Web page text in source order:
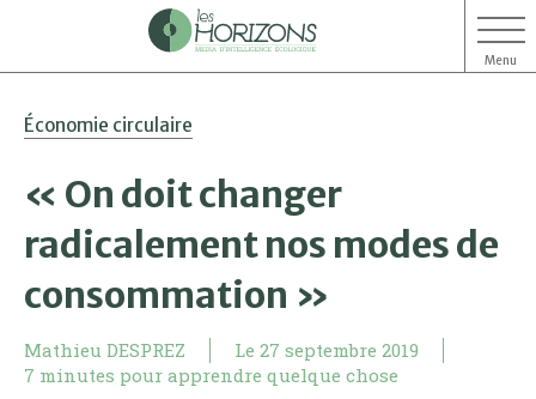
Menu
Économie circulaire
« On doit changer
radicalement nos modes de
consommation »
Mathieu DESPREZ Le 27 septembre 2019
7 minutes pour apprendre quelque chose